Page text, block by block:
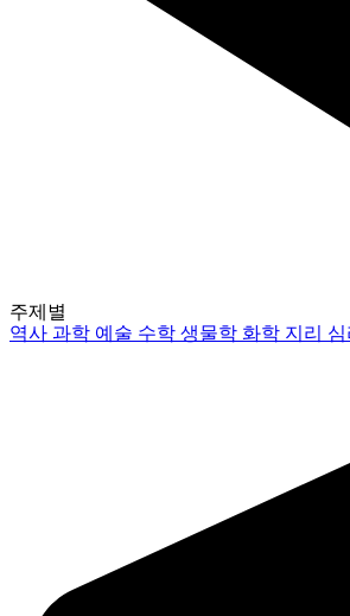
주제별
역사과학 예술 수학생물학 화학 지리